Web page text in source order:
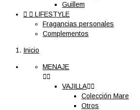
Guillem
  LIFESTYLE
Fragancias personales
Complementos
Inicio
MENAJE

VAJILLA
Colección Mare
Otros